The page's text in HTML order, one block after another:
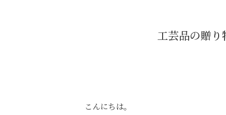
工芸品の贈
こんにちは。